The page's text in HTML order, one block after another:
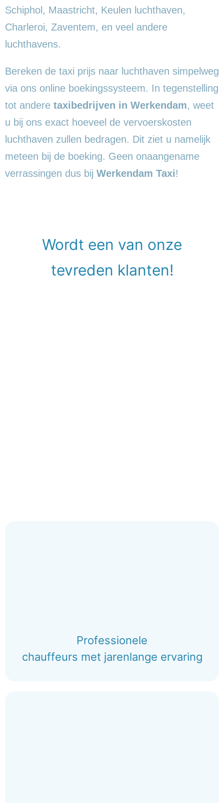
Schiphol, Maastricht, Keulen luchthaven,
Charleroi, Zaventem, en veel andere
luchthavens.
Bereken de taxi prijs naar luchthaven simpelweg
via ons online boekingssysteem. In tegenstelling
tot andere taxibedrijven in Werkendam, weet
u bij ons exact hoeveel de vervoerskosten
luchthaven zullen bedragen. Dit ziet u namelijk
meteen bij de boeking. Geen onaangename
verrassingen dus bij Werkendam Taxi!
Wordt een van onze
tevreden klanten!
Professionele
chauffeurs met jarenlange ervaring